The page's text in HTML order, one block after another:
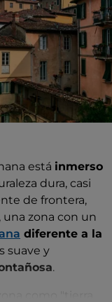
está inmerso
dura, casi
de frontera,
zona con un
diferente a la
suave y
.